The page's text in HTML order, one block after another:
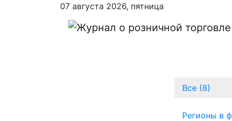
07 августа 2026, пятница
Регионы в
Все (8)